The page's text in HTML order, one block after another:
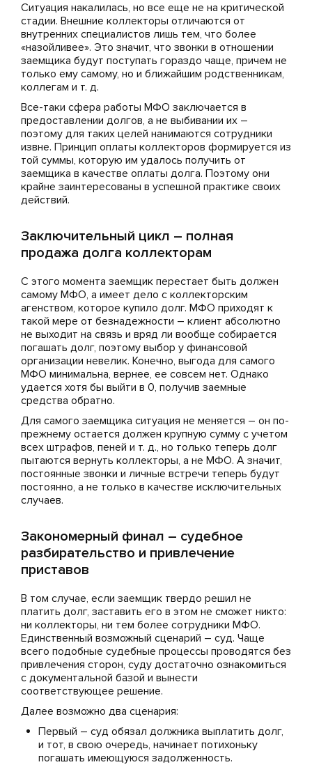
Ситуация накалилась, но все еще не на критической
стадии. Внешние коллекторы отличаются от
внутренних специалистов лишь тем, что более
«назойливее». Это значит, что звонки в отношении
заемщика будут поступать гораздо чаще, причем не
только ему самому, но и ближайшим родственникам,
коллегам и т. д.
Все-таки сфера работы МФО заключается в
предоставлении долгов, а не выбивании их –
поэтому для таких целей нанимаются сотрудники
извне. Принцип оплаты коллекторов формируется из
той суммы, которую им удалось получить от
заемщика в качестве оплаты долга. Поэтому они
крайне заинтересованы в успешной практике своих
действий.
Заключительный цикл – полная
продажа долга коллекторам
С этого момента заемщик перестает быть должен
самому МФО, а имеет дело с коллекторским
агенством, которое купило долг. МФО приходят к
такой мере от безнадежности – клиент абсолютно
не выходит на связь и вряд ли вообще собирается
погашать долг, поэтому выбор у финансовой
организации невелик. Конечно, выгода для самого
МФО минимальна, вернее, ее совсем нет. Однако
удается хотя бы выйти в 0, получив заемные
средства обратно.
Для самого заемщика ситуация не меняется – он по-
прежнему остается должен крупную сумму с учетом
всех штрафов, пеней и т. д., но только теперь долг
пытаются вернуть коллекторы, а не МФО. А значит,
постоянные звонки и личные встречи теперь будут
постоянно, а не только в качестве исключительных
случаев.
Закономерный финал – судебное
разбирательство и привлечение
приставов
В том случае, если заемщик твердо решил не
платить долг, заставить его в этом не сможет никто:
ни коллекторы, ни тем более сотрудники МФО.
Единственный возможный сценарий – суд. Чаще
всего подобные судебные процессы проводятся без
привлечения сторон, суду достаточно ознакомиться
с документальной базой и вынести
соответствующее решение.
Далее возможно два сценария:
Первый – суд обязал должника выплатить долг,
и тот, в свою очередь, начинает потихоньку
погашать имеющуюся задолженность.